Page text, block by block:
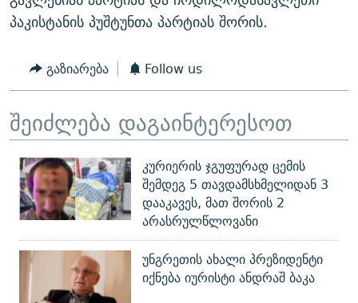
ᲐᲒᲕᲘᲡᲢᲝᲡ ᲝᲛᲘ
ПРИВЕТ ᲙᲣᲚᲢᲣᲠᲐ
პაკისტანის პუშტუნთა პარტიას შორის.
გაზიარება Follow us
შეიძლება დაგაინტერესოთ
კურიერის ჯგუფურად ცემის
შემდეგ 5 თავდამსხმელიდან 3
დააკავეს, მათ შორის 2
არასრულწლოვანი
უნგრეთის ახალი პრეზიდენტი
იქნება იურისტი ანდრაშ ბაკა